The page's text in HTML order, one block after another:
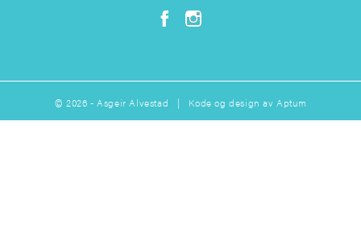
© 2026 - Asgeir Alvestad | Kode og design avAptum